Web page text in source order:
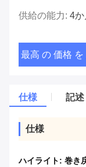
供給の能力: 4か
最高 の 価格 を
仕様 記述
仕様
ハイライト: 巻き